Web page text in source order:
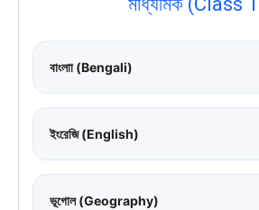
বাংলাা (Bengali)
ইংরেজি (English)
ভূগোল (Geography)